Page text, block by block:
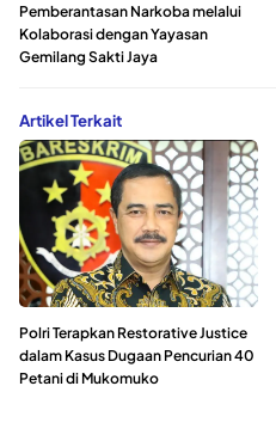
Pemberantasan Narkoba melalui
Kolaborasi dengan Yayasan
Gemilang Sakti Jaya
Artikel Terkait
Polri Terapkan Restorative Justice
dalam Kasus Dugaan Pencurian 40
Petani di Mukomuko